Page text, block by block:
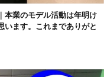
本業のモデル活動は年明け
います。これまでありがと